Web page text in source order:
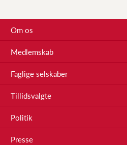
Om os
Medlemskab
Faglige selskaber
Tillidsvalgte
Politik
Presse